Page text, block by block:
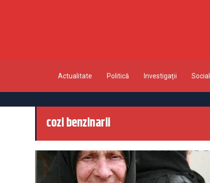
Actualitate Politică Investigații Social
cozi benzinarii